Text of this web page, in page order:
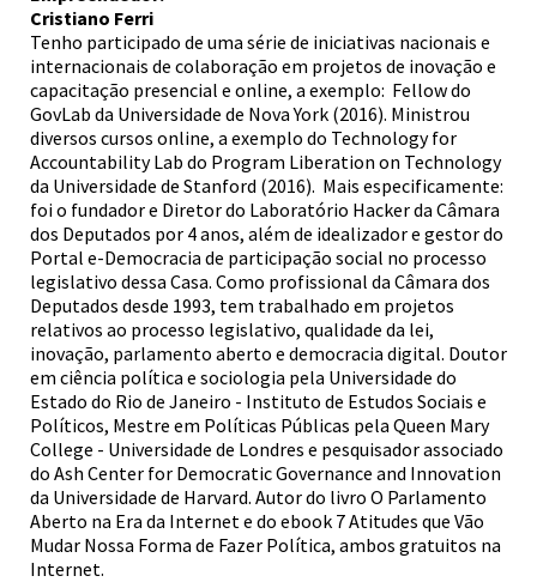
Cristiano Ferri
Tenho participado de uma série de iniciativas nacionais e
internacionais de colaboração em projetos de inovação e
capacitação presencial e online, a exemplo: Fellow do
GovLab da Universidade de Nova York (2016). Ministrou
diversos cursos online, a exemplo do Technology for
Accountability Lab do Program Liberation on Technology
da Universidade de Stanford (2016). Mais especificamente:
foi o fundador e Diretor do Laboratório Hacker da Câmara
dos Deputados por 4 anos, além de idealizador e gestor do
Portal e-Democracia de participação social no processo
legislativo dessa Casa. Como profissional da Câmara dos
Deputados desde 1993, tem trabalhado em projetos
relativos ao processo legislativo, qualidade da lei,
inovação, parlamento aberto e democracia digital. Doutor
em ciência política e sociologia pela Universidade do
Estado do Rio de Janeiro - Instituto de Estudos Sociais e
Políticos, Mestre em Políticas Públicas pela Queen Mary
College - Universidade de Londres e pesquisador associado
do Ash Center for Democratic Governance and Innovation
da Universidade de Harvard. Autor do livro O Parlamento
Aberto na Era da Internet e do ebook 7 Atitudes que Vão
Mudar Nossa Forma de Fazer Política, ambos gratuitos na
Internet.